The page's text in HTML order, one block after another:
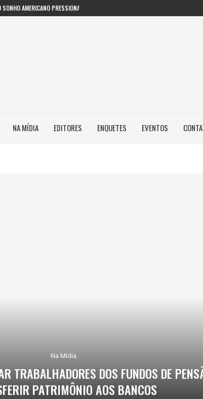
AMERICANO PRESSIONAM GESTORES PÚBLICOS NAS...
NA MÍDIA EDITORES ENQUETES EVENTOS
Na Mídia
TRABALHADORES DOS FUNDOS DE
PATRIMÔNIO AOS BANCOS